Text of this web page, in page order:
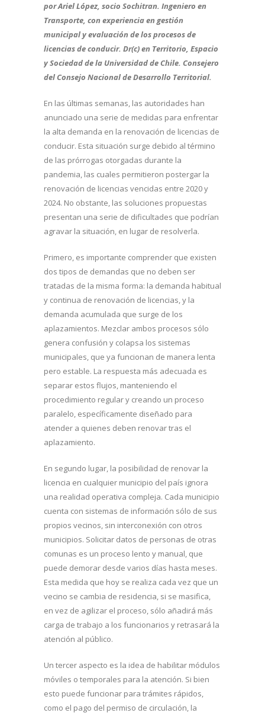
por Ariel López, socio Sochitran. Ingeniero en
Transporte, con experiencia en gestión
municipal y evaluación de los procesos de
licencias de conducir. Dr(c) en Territorio, Espacio
y Sociedad de la Universidad de Chile. Consejero
del Consejo Nacional de Desarrollo Territorial.
En las últimas semanas, las autoridades han
anunciado una serie de medidas para enfrentar
la alta demanda en la renovación de licencias de
conducir. Esta situación surge debido al término
de las prórrogas otorgadas durante la
pandemia, las cuales permitieron postergar la
renovación de licencias vencidas entre 2020 y
2024. No obstante, las soluciones propuestas
presentan una serie de dificultades que podrían
agravar la situación, en lugar de resolverla.
Primero, es importante comprender que existen
dos tipos de demandas que no deben ser
tratadas de la misma forma: la demanda habitual
y continua de renovación de licencias, y la
demanda acumulada que surge de los
aplazamientos. Mezclar ambos procesos sólo
genera confusión y colapsa los sistemas
municipales, que ya funcionan de manera lenta
pero estable. La respuesta más adecuada es
separar estos flujos, manteniendo el
procedimiento regular y creando un proceso
paralelo, específicamente diseñado para
atender a quienes deben renovar tras el
aplazamiento.
En segundo lugar, la posibilidad de renovar la
licencia en cualquier municipio del país ignora
una realidad operativa compleja. Cada municipio
cuenta con sistemas de información sólo de sus
propios vecinos, sin interconexión con otros
municipios. Solicitar datos de personas de otras
comunas es un proceso lento y manual, que
puede demorar desde varios días hasta meses.
Esta medida que hoy se realiza cada vez que un
vecino se cambia de residencia, si se masifica,
en vez de agilizar el proceso, sólo añadirá más
carga de trabajo a los funcionarios y retrasará la
atención al público.
Un tercer aspecto es la idea de habilitar módulos
móviles o temporales para la atención. Si bien
esto puede funcionar para trámites rápidos,
como el pago del permiso de circulación, la